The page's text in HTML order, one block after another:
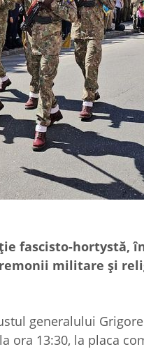
fascisto-hortystă,
militare şi
generalului
ora 13:30, la placa